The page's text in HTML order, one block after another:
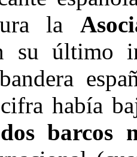
la
su último
había
barcos